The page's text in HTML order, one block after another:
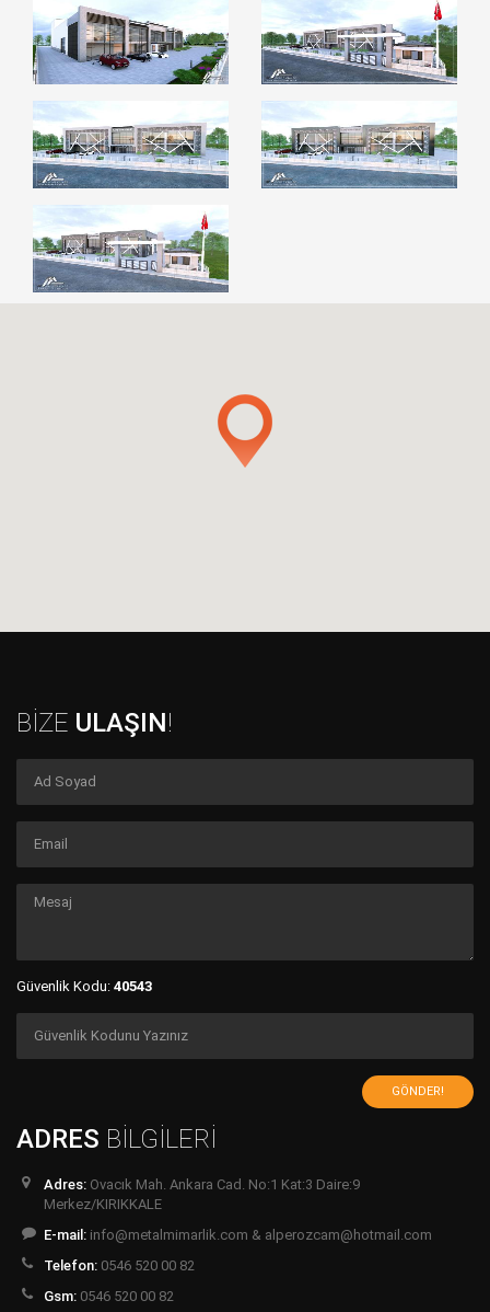
BİZE ULAŞIN!
Güvenlik Kodu: 40543
GÖNDER!
ADRES BİLGİLERİ
Adres: Ovacık Mah. Ankara Cad. No:1 Kat:3 Daire:9
Merkez/KIRIKKALE
E-mail: info@metalmimarlik.com & alperozcam@hotmail.com
Telefon: 0546 520 00 82
Gsm: 0546 520 00 82